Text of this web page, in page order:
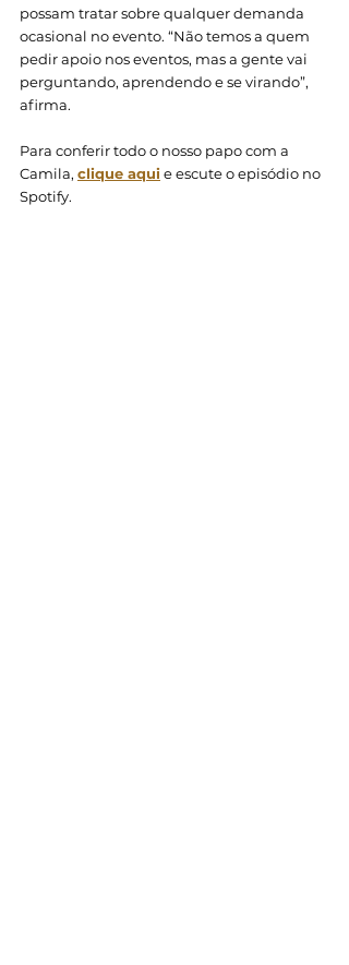
possam tratar sobre qualquer demanda
ocasional no evento. “Não temos a quem
pedir apoio nos eventos, mas a gente vai
perguntando, aprendendo e se virando”,
afirma.
Para conferir todo o nosso papo com a
Camila, clique aqui e escute o episódio no
Spotify.